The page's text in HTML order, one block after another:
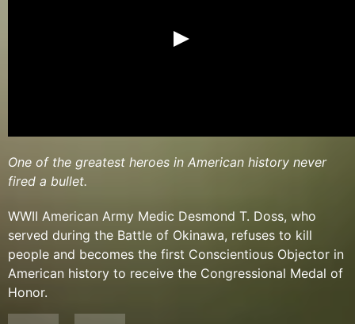
One of the greatest heroes in American history never
fired a bullet.
WWII American Army Medic Desmond T. Doss, who
served during the Battle of Okinawa, refuses to kill
people and becomes the first Conscientious Objector in
American history to receive the Congressional Medal of
Honor.